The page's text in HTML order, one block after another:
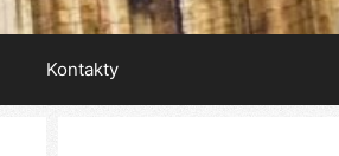
Kontakty